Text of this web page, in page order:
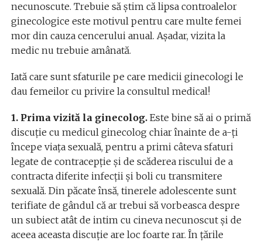
necunoscute. Trebuie să știm că lipsa controalelor
ginecologice este motivul pentru care multe femei
mor din cauza cencerului anual. Așadar, vizita la
medic nu trebuie amânată.
Iată care sunt sfaturile pe care medicii ginecologi le
dau femeilor cu privire la consultul medical!
1. Prima vizită la ginecolog.Este bine să ai o primă
discuție cu medicul ginecolog chiar înainte de a-ți
începe viața sexuală, pentru a primi câteva sfaturi
legate de contracepție și de scăderea riscului de a
contracta diferite infecții și boli cu transmitere
sexuală. Din păcate însă, tinerele adolescente sunt
terifiate de gândul că ar trebui să vorbeasca despre
un subiect atât de intim cu cineva necunoscut și de
aceea aceasta discuție are loc foarte rar. În țările